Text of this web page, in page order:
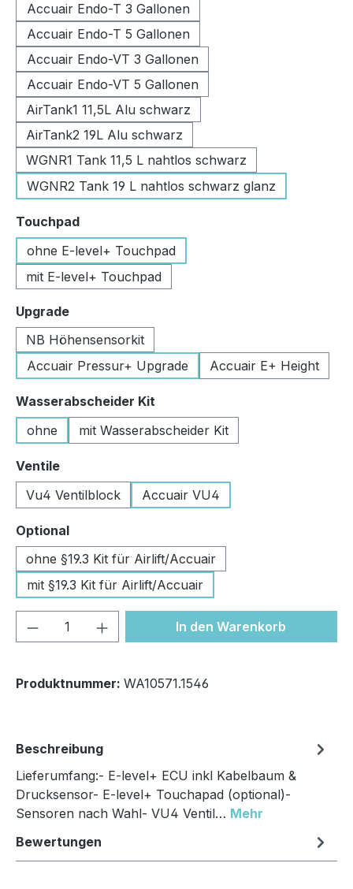
Accuair Endo-T 3 Gallonen
Accuair Endo-T 5 Gallonen
Accuair Endo-VT 3 Gallonen
Accuair Endo-VT 5 Gallonen
AirTank1 11,5L Alu schwarz
AirTank2 19L Alu schwarz
WGNR1 Tank 11,5 L nahtlos schwarz
WGNR2 Tank 19 L nahtlos schwarz glanz
Touchpadauswählen
ohne E-level+ Touchpad
mit E-level+ Touchpad
Upgradeauswählen
NB Höhensensorkit
Accuair Pressur+ Upgrade
Accuair E+ Height
Wasserabscheider Kit
ohne
mit Wasserabscheider Kit
Ventileauswählen
Vu4 Ventilblock
Accuair VU4
Optionalauswählen
ohne §19.3 Kit für Airlift/Accuair
mit §19.3 Kit für Airlift/Accuair
Produkt Anzahl: Gib denIn den Warenkorb
Produktnummer: WA10571.1546
Beschreibung
Lieferumfang:- E-level+ ECU inkl Kabelbaum &
Drucksensor- E-level+ Touchapad (optional)-
Sensoren nach Wahl- VU4 Ventil… Mehr
Bewertungen